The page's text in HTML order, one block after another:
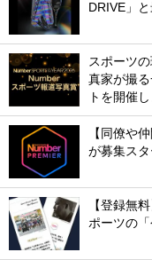
DRIVE」
スポーツ
真家が撮
トを開催
【同僚や
が募集スタ
【登録無
ポーツの「